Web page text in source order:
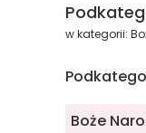
w kategorii:
Boże